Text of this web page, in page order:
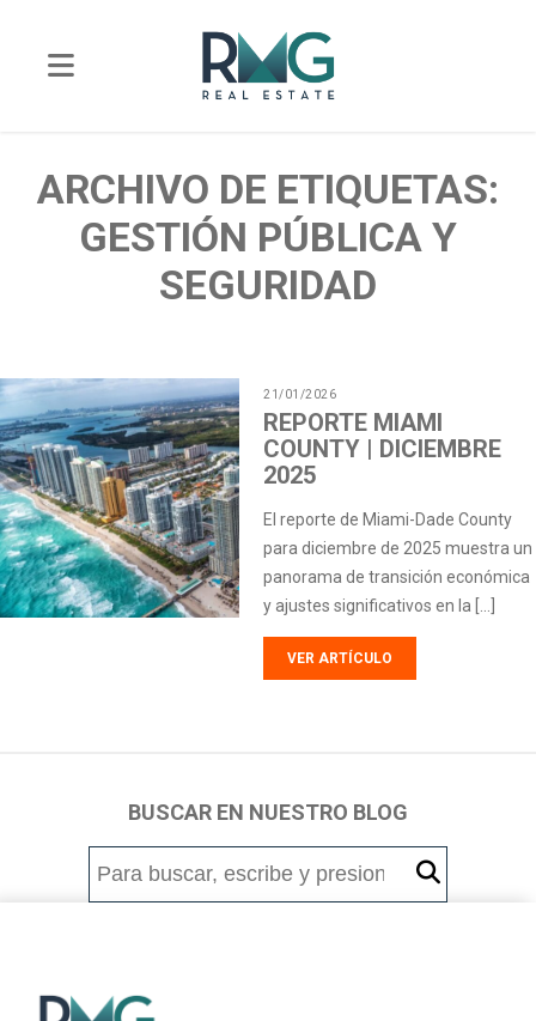
ARCHIVO DE ETIQUETAS:
GESTIÓN PÚBLICA Y
SEGURIDAD
21/01/2026
REPORTE MIAMI
COUNTY | DICIEMBRE
2025
El reporte de Miami-Dade County
para diciembre de 2025 muestra un
panorama de transición económica
y ajustes significativos en la […]
VER ARTÍCULO
BUSCAR EN NUESTRO BLOG